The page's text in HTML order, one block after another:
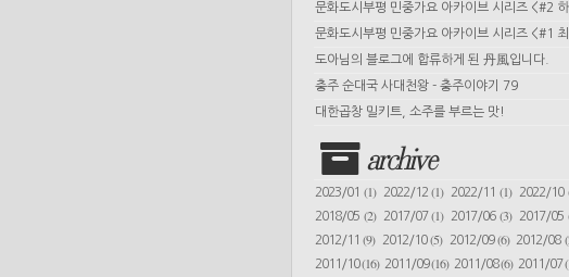
문화도시부평 민중가요 아카이브 시리즈 <#2
문화도시부평 민중가요 아카이브 시리즈 <#1
도아님의 블로그에 합류하게 된 丹風입니다.
충주 순대국 사대천왕 - 충주이야기 79
대한곱창 밀키트, 소주를 부르는 맛!
archive
2023/01 (1) 2022/12(1) 2022/11(1) 2022/10
2018/05 (2) 2017/07(1) 2017/06(3) 2017/05
2012/11(9) 2012/10(5) 2012/09(6) 2012/08
2011/10(16) 2011/09(16) 2011/08(6) 2011/07